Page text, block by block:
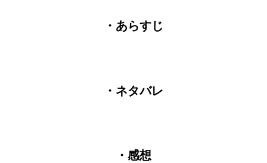
・あらすじ
・ネタバレ
・感想